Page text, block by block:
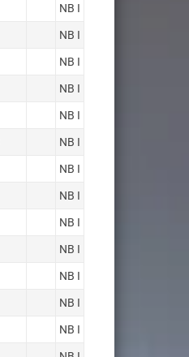
NB I
NB I
NB I
NB I
NB I
NB I
NB I
NB I
NB I
NB I
NB I
NB I
NB I